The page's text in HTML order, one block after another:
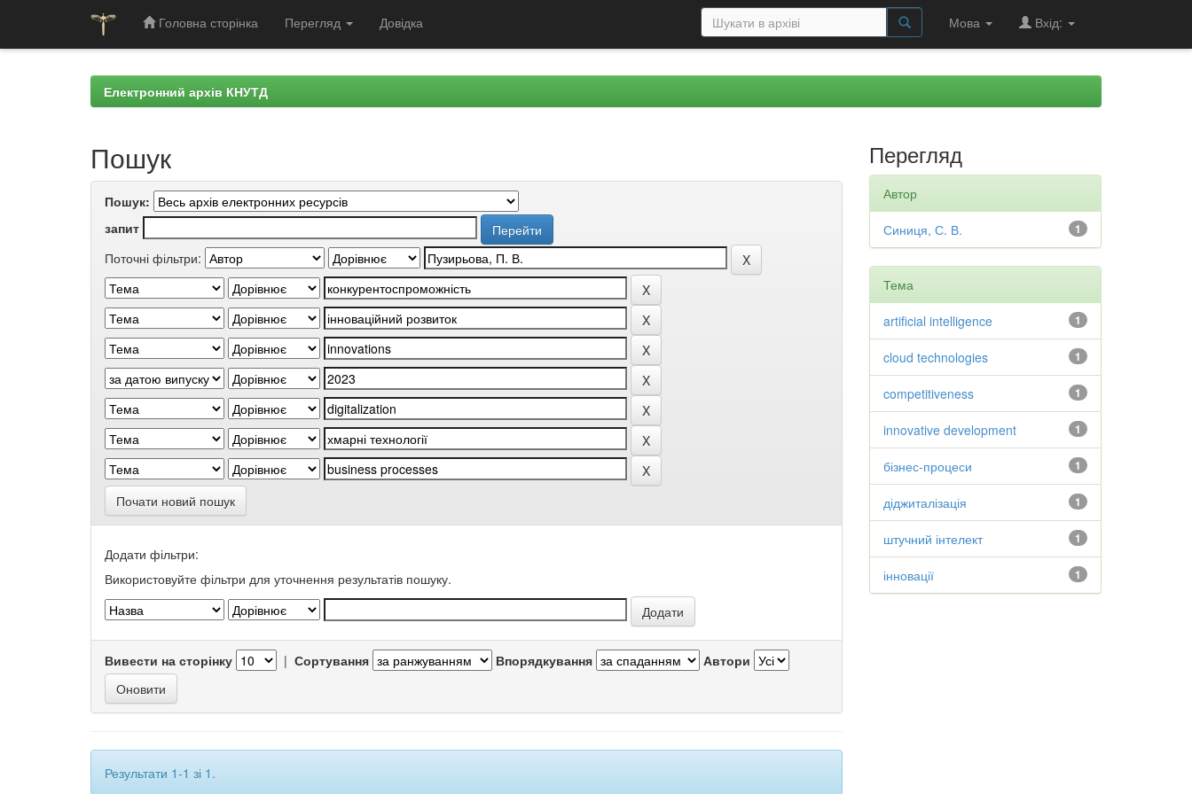
Головна сторінка Перегляд Довідка Мова Вхід:
Електронний архів КНУТД
Пошук
Пошук:
запит
Поточні фільтри:
Почати новий пошук
Додати фільтри:
Використовуйте фільтри для уточнення результатів пошуку.
Вивести на сторінку | Сортування Впорядкування Автори
Результати 1-1 зі 1.
Перегляд
Автор
1
Синиця, С. В.
Тема
1
artificial intelligence
1
cloud technologies
1
competitiveness
1
innovative development
1
бізнес-процеси
1
діджиталізація
1
штучний інтелект
1
інновації